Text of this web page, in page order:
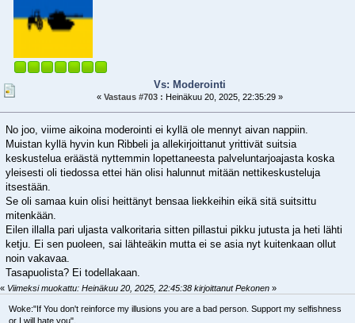
Vs: Moderointi
« Vastaus #703 : Heinäkuu 20, 2025, 22:35:29 »
No joo, viime aikoina moderointi ei kyllä ole mennyt aivan nappiin.
Muistan kyllä hyvin kun Ribbeli ja allekirjoittanut yrittivät suitsia
keskustelua eräästä nyttemmin lopettaneesta palveluntarjoajasta koska
yleisesti oli tiedossa ettei hän olisi halunnut mitään nettikeskusteluja
itsestään.
Se oli samaa kuin olisi heittänyt bensaa liekkeihin eikä sitä suitsittu
mitenkään.
Eilen illalla pari uljasta valkoritaria sitten pillastui pikku jutusta ja heti lähti
ketju. Ei sen puoleen, sai lähteäkin mutta ei se asia nyt kuitenkaan ollut
noin vakavaa.
Tasapuolista? Ei todellakaan.
« Viimeksi muokattu: Heinäkuu 20, 2025, 22:45:38 kirjoittanut Pekonen »
Woke:"If You don't reinforce my illusions you are a bad person. Support my selfishness
or I will hate you".